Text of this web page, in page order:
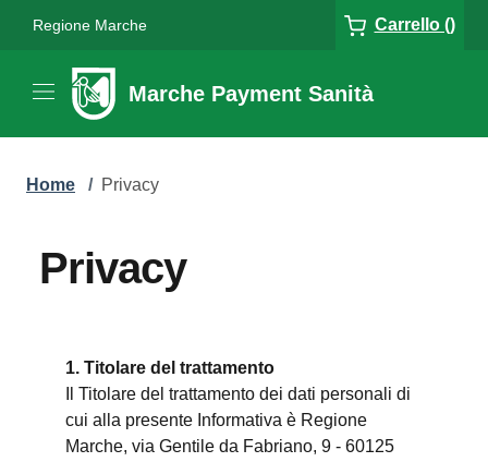
Regione Marche Carrello ()
Marche Payment Sanità
Home / Privacy
Privacy
1. Titolare del trattamento
Il Titolare del trattamento dei dati personali di
cui alla presente Informativa è Regione
Marche, via Gentile da Fabriano, 9 - 60125